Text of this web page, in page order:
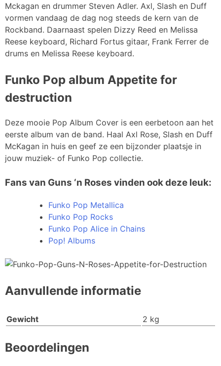
Mckagan en drummer Steven Adler. Axl, Slash en Duff
vormen vandaag de dag nog steeds de kern van de
Rockband. Daarnaast spelen Dizzy Reed en Melissa
Reese keyboard, Richard Fortus gitaar, Frank Ferrer de
drums en Melissa Reese keyboard.
Funko Pop album Appetite for
destruction
Deze mooie Pop Album Cover is een eerbetoon aan het
eerste album van de band. Haal Axl Rose, Slash en Duff
McKagan in huis en geef ze een bijzonder plaatsje in
jouw muziek- of Funko Pop collectie.
Fans van Guns ‘n Roses vinden ook deze leuk:
Funko Pop Metallica
Funko Pop Rocks
Funko Pop Alice in Chains
Pop! Albums
Aanvullende informatie
Gewicht 2 kg
Beoordelingen